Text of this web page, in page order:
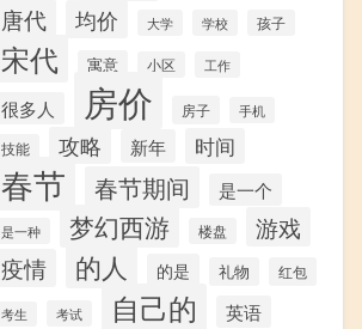
唐代 均价 大学 学校 孩子
宋代 寓意 小区 工作
很多人 房价 房子 手机
技能 攻略 新年 时间
春节 春节期间 是一个
是一种 梦幻西游 楼盘 游戏
疫情 的人 的是 礼物 红包
考生 考试 自己的 英语